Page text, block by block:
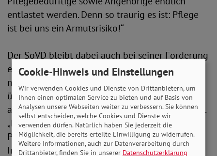
entlastet werden. Denn so traurig es ist: Pflege
ist bei uns ein Armutsrisiko!“
Der SoVD bleibt dabei auch bei seiner Forderung
einer Pflegevollversicherung, die zumindest
mittelfristig alle pflegebedingten Kosten
übernimmt. Michaela Engelmeier erinnert aber
auch die Bundesländer an deren Verantwortung.
„Es ist eine einfache Rechnung: Heimpflege =
Pflegekosten + Unterkunft & Verpflegung +
Investitionskosten. Die Länder müssen hier
Cookie-Hinweis und Einstellungen
Wir verwenden Cookies und Dienste von Drittanbietern, um
Ihnen einen optimalen Service zu bieten und auf Basis von
Analysen unsere Webseiten weiter zu verbessern. Sie können
selbst entscheiden, welche Cookies und Dienste wir
verwenden dürfen. Natürlich haben Sie jederzeit die
Möglichkeit, die bereits erteilte Einwilligung zu widerrufen.
Weitere Informationen, auch zur Datenverarbeitung durch
Drittanbieter, finden Sie in unserer Datenschutzerklärung